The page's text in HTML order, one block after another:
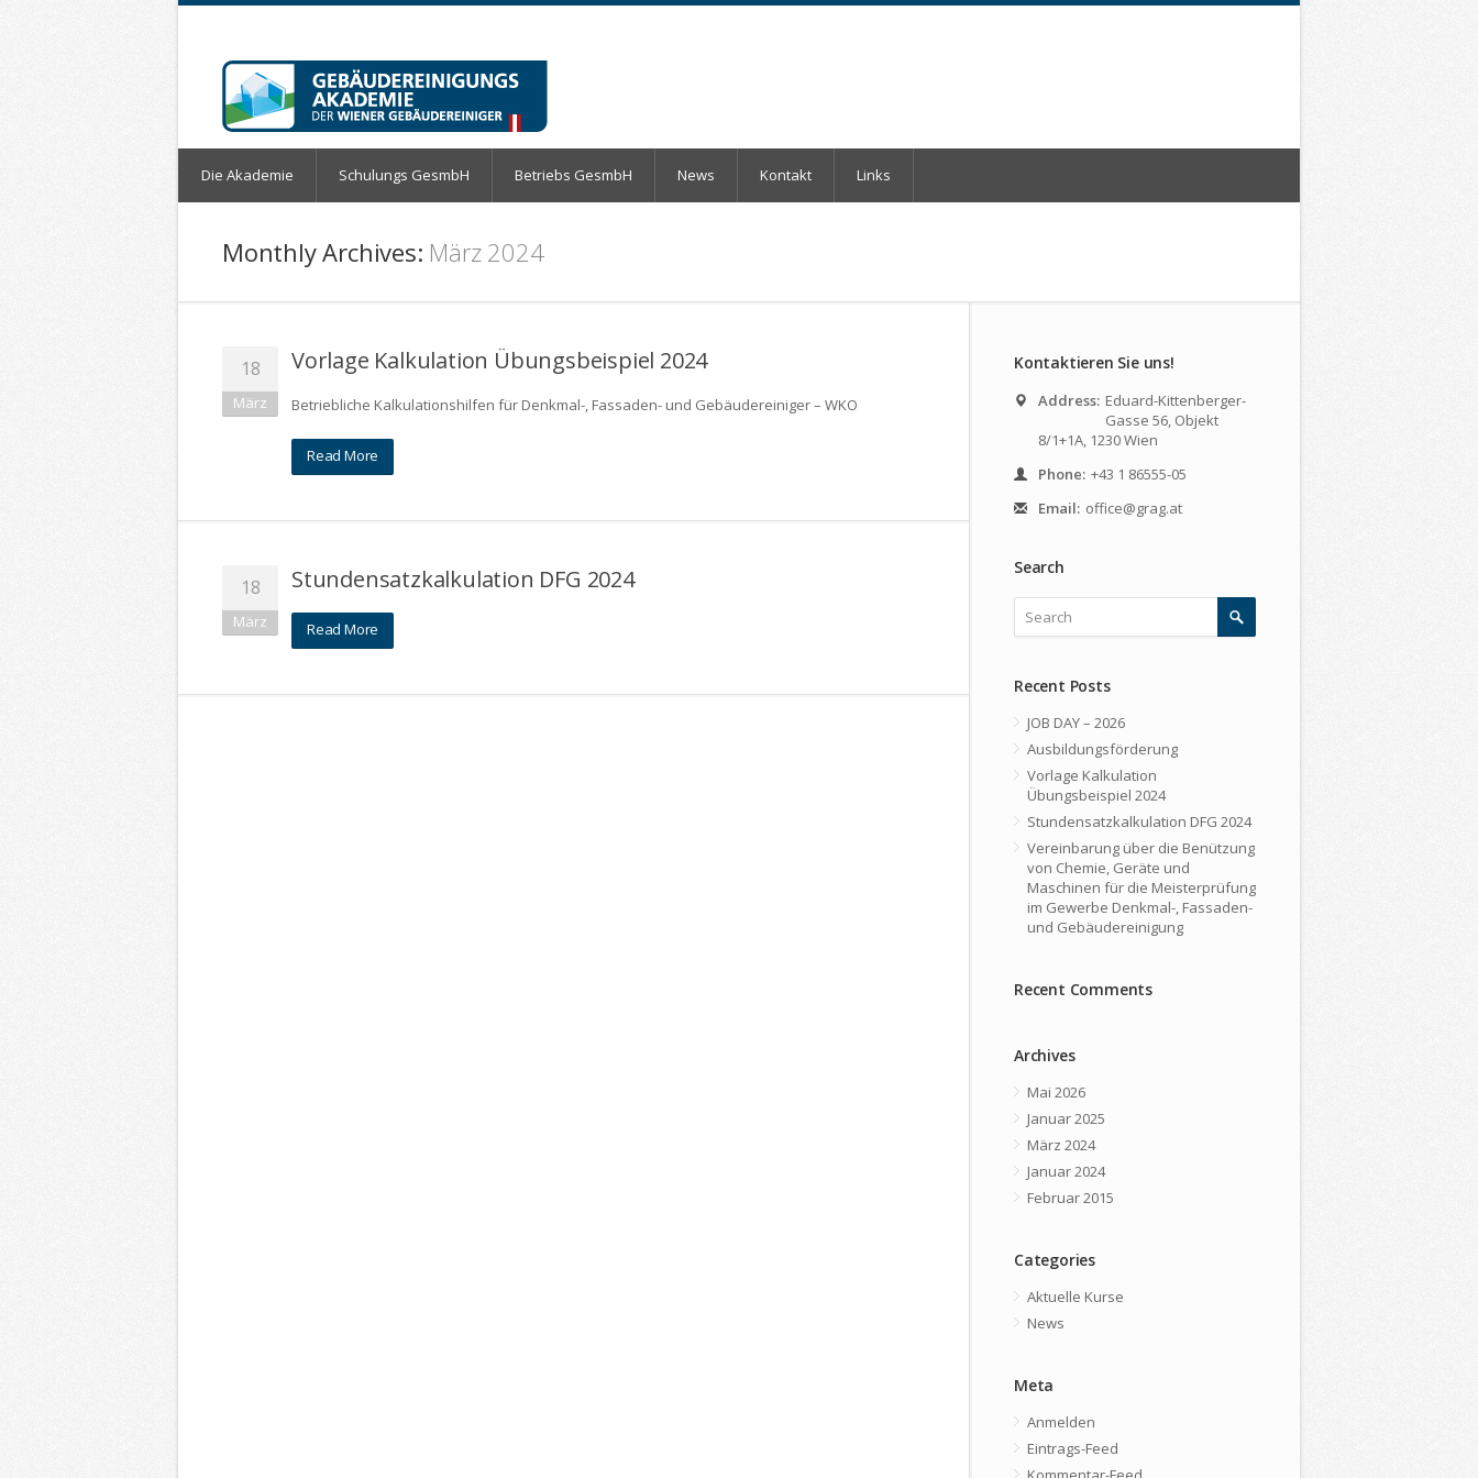
Die Akademie Schulungs GesmbH Betriebs GesmbH News Kontakt Links
Monthly Archives: März 2024
18
März
Vorlage Kalkulation Übungsbeispiel 2024
Betriebliche Kalkulationshilfen für Denkmal-, Fassaden- und Gebäudereiniger – WKO
Read More
18
März
Stundensatzkalkulation DFG 2024
Read More
Kontaktieren Sie uns!
Address: Eduard-Kittenberger-
Gasse 56, Objekt
8/1+1A, 1230 Wien
Phone: +43 1 86555-05
Email: office@grag.at
Search
Recent Posts
JOB DAY – 2026
Ausbildungsförderung
Vorlage Kalkulation
Übungsbeispiel 2024
Stundensatzkalkulation DFG 2024
Vereinbarung über die Benützung
von Chemie, Geräte und
Maschinen für die Meisterprüfung
im Gewerbe Denkmal-, Fassaden-
und Gebäudereinigung
Recent Comments
Archives
Mai 2026
Januar 2025
März 2024
Januar 2024
Februar 2015
Categories
Aktuelle Kurse
News
Meta
Anmelden
Eintrags-Feed